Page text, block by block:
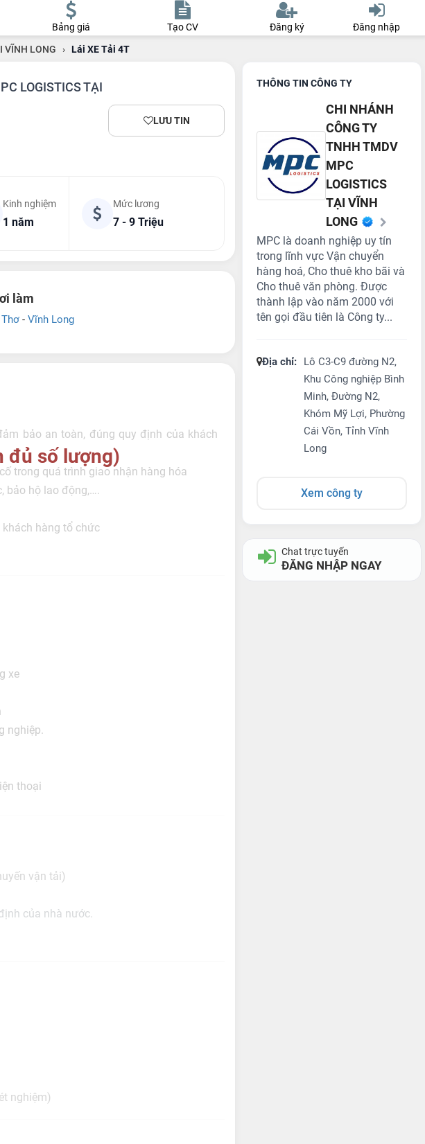
Bảng giá Tạo CV Đăng ký Đăng nhập
VĨNH LONG › Lái XE Tải 4T
LOGISTICS TẠI
LƯU TIN
Kinh nghiệm
1 năm
Mức lương
7 - 9 Triệu
làm
- Vĩnh Long
đủ số lượng)
bảo an toàn, đúng quy định của khách
trong quá trình giao nhận hàng hóa
bảo hộ lao động,….
hàng tổ chức
xe
nghiệp.
thoại
vận tải)
của nhà nước.
nghiệm)
THÔNG TIN CÔNG TY
CHI NHÁNH
CÔNG TY
TNHH TMDV
MPC
LOGISTICS
TẠI VĨNH
LONG
MPC là doanh nghiệp uy tín
trong lĩnh vực Vận chuyển
hàng hoá, Cho thuê kho bãi và
Cho thuê văn phòng. Được
thành lập vào năm 2000 với
tên gọi đầu tiên là Công ty...
Địa chỉ:
Lô C3-C9 đường N2,
Khu Công nghiệp Bình
Minh, Đường N2,
Khóm Mỹ Lợi, Phường
Cái Vồn, Tỉnh Vĩnh
Long
Xem công ty
Chat trực tuyến
ĐĂNG NHẬP NGAY